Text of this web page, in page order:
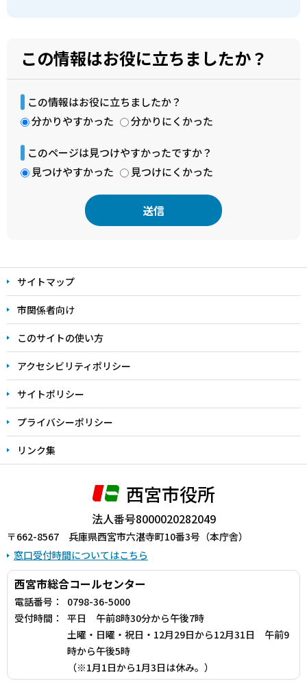
この情報はお役に立ちましたか？
この情報はお役に立ちましたか？
分かりやすかった
分かりにくかった
このページは見つけやすかったですか？
見つけやすかった
見つけにくかった
文
こ
こ
ま
で
サイトマップ
市関係者向け
このサイトの使い方
アクセシビリティポリシー
サイトポリシー
プライバシーポリシー
リンク集
西宮市役所
法人番号8000020282049
〒662-8567 兵庫県西宮市六湛寺町10番3号（本庁舎）
窓口受付時間についてはこちら
西宮市総合コールセンター
電話番号：
0798-36-5000
受付時間：
平日 午前8時30分から午後7時
土曜・日曜・祝日・12月29日から12月31日 午前9
時から午後5時
（※1月1日から1月3日は休み。）